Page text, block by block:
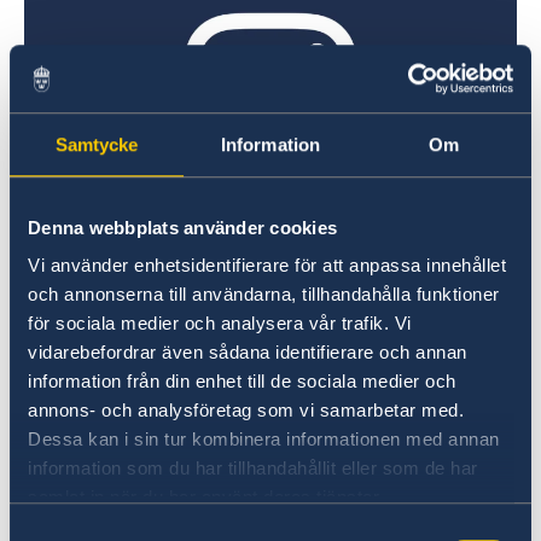
Samtycke Information Om
Denna webbplats använder cookies
Vi använder enhetsidentifierare för att anpassa innehållet
och annonserna till användarna, tillhandahålla funktioner
för sociala medier och analysera vår trafik. Vi
vidarebefordrar även sådana identifierare och annan
information från din enhet till de sociala medier och
annons- och analysföretag som vi samarbetar med.
Dessa kan i sin tur kombinera informationen med annan
information som du har tillhandahållit eller som de har
1. Inbjudningsformulär.För att ansöka om
Schengenvisum för 90 dagar fyller man i
blankett
migr240011
. Den
är tillgänglig på svenska och engelska och är
gratis. Du hittar den på Migrationsverkets
hemsida.
Samma blankett gäller oavsett
skriva under din inbjudan.
Denna blankett och alla dokument måste
skickas direkt till den som ska bjudas in. För att
ansöka om ett D-visum finns blanketten på
ambassaden eller kan alternativt laddas ned
här
och skickas till din gäst. Sveriges
ambassad kan inte utfärda D-visum till något
annat land än till Sverige.
Instagram
X